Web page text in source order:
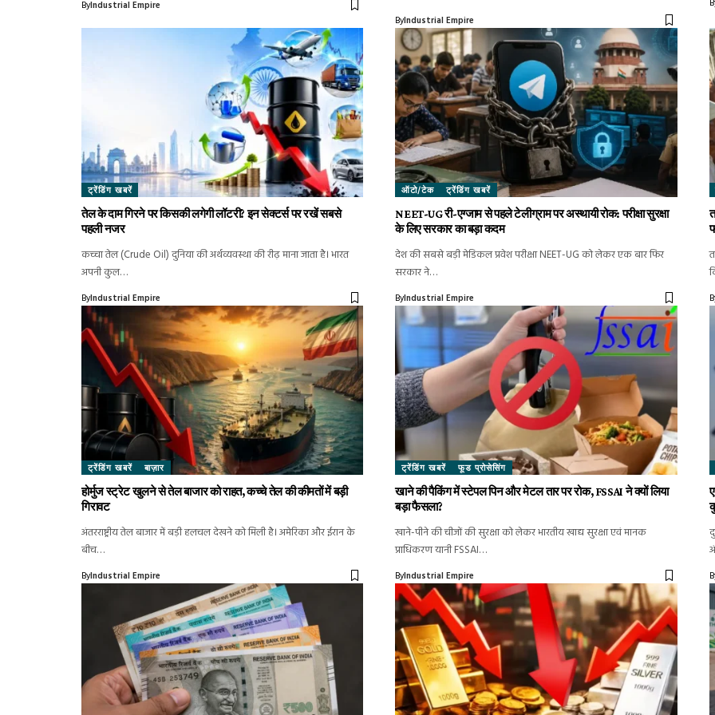
ByIndustrial Empire
ByIndustrial Empire
ट्रेंडिंग खबरें
तेल के दाम गिरने पर किसकी लगेगी लॉटरी? इन सेक्टर्स पर रखें सबसे
पहली नजर
कच्चा तेल (Crude Oil) दुनिया की अर्थव्यवस्था की रीढ़ माना जाता है। भारत
अपनी कुल…
ByIndustrial Empire
ऑटो/टेक ट्रेंडिंग खबरें
NEET-UG री-एग्जाम से पहले टेलीग्राम पर अस्थायी रोक: परीक्षा सुरक्षा
के लिए सरकार का बड़ा कदम
देश की सबसे बड़ी मेडिकल प्रवेश परीक्षा NEET-UG को लेकर एक बार फिर
सरकार ने…
ByIndustrial Empire
ट्रेंडिंग खबरें बाज़ार
होर्मुज स्ट्रेट खुलने से तेल बाजार को राहत, कच्चे तेल की कीमतों में बड़ी
गिरावट
अंतरराष्ट्रीय तेल बाजार में बड़ी हलचल देखने को मिली है। अमेरिका और ईरान के
बीच…
ByIndustrial Empire
ट्रेंडिंग खबरें फूड प्रोसेसिंग
खाने की पैकिंग में स्टेपल पिन और मेटल तार पर रोक, FSSAI ने क्यों लिया
बड़ा फैसला?
खाने-पीने की चीजों की सुरक्षा को लेकर भारतीय खाद्य सुरक्षा एवं मानक
प्राधिकरण यानी FSSAI…
ByIndustrial Empire